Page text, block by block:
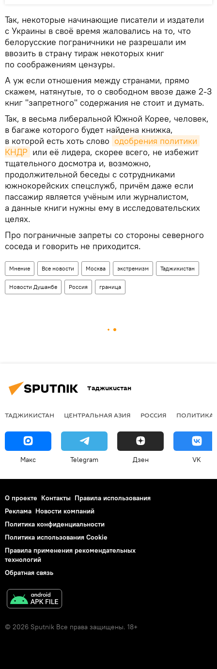
Так, некоторые начинающие писатели и издатели
с Украины в своё время жаловались на то, что
белорусские пограничники не разрешали им
ввозить в страну тираж некоторых книг
по соображениям цензуры.
А уж если отношения между странами, прямо
скажем, натянутые, то о свободном ввозе даже 2-3
книг "запретного" содержания не стоит и думать.
Так, в весьма либеральной Южной Корее, человек,
в багаже которого будет найдена книжка,
в которой есть хоть слово одобрения политики
КНДР или её лидера, скорее всего, не избежит
тщательного досмотра и, возможно,
продолжительной беседы с сотрудниками
южнокорейских спецслужб, причём даже если
пассажир является учёным или журналистом,
а данные книги нужны ему в исследовательских
целях.
Про пограничные запреты со стороны северного
соседа и говорить не приходится.
Мнение Все новости Москва экстремизм Таджикистан
Новости Душанбе Россия граница
Таджикистан
ТАДЖИКИСТАН ЦЕНТРАЛЬНАЯ АЗИЯ РОССИЯ ПОЛИТИКА
Макс Telegram Дзен VK
О проекте Контакты Правила использования
Реклама Новости компаний
Политика конфиденциальности
Политика использования Cookie
Правила применения рекомендательных
технологий
Обратная связь
© 2026 Sputnik Все права защищены. 18+